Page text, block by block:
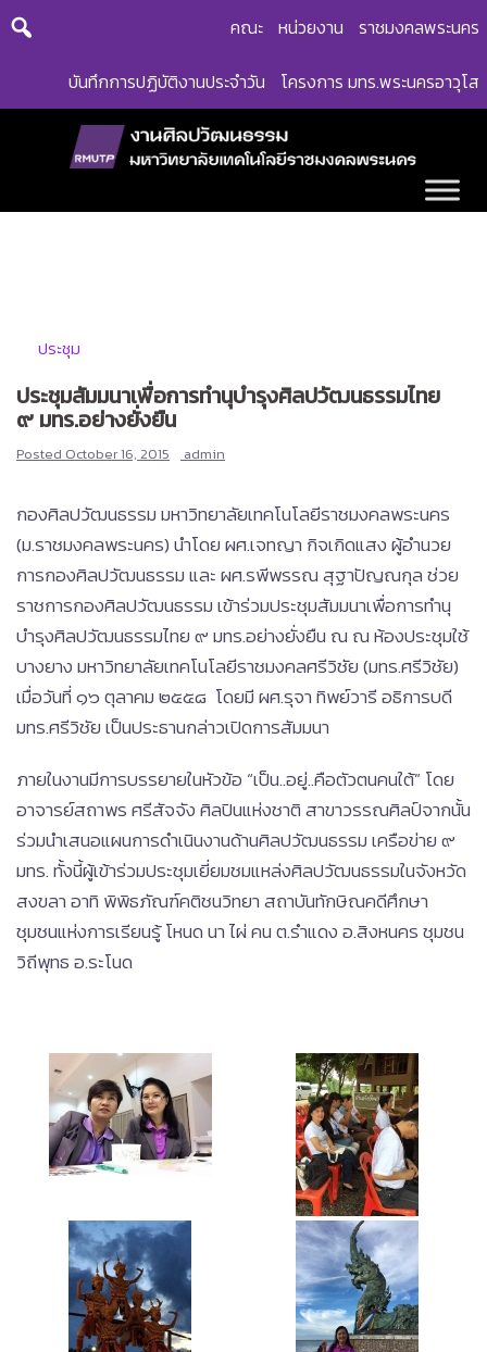
Skip
คณะ หน่วยงาน ราชมงคลพระนคร
บันทึกการปฏิบัติงานประจำวัน โครงการ มทร.พระนครอาวุโส
ประชุม
ประชุมสัมมนาเพื่อการทำนุบำรุงศิลปวัฒนธรรมไทย
๙ มทร.อย่างยั่งยืน
Posted October 16, 2015 admin
กองศิลปวัฒนธรรม มหาวิทยาลัยเทคโนโลยีราชมงคลพระนคร
(ม.ราชมงคลพระนคร) นำโดย ผศ.เจทญา กิจเกิดแสง ผู้อำนวย
การกองศิลปวัฒนธรรม และ ผศ.รพีพรรณ สุฐาปัญณกุล ช่วย
ราชการกองศิลปวัฒนธรรม เข้าร่วมประชุมสัมมนาเพื่อการทำนุ
บำรุงศิลปวัฒนธรรมไทย ๙ มทร.อย่างยั่งยืน ณ ณ ห้องประชุมใช้
บางยาง มหาวิทยาลัยเทคโนโลยีราชมงคลศรีวิชัย (มทร.ศรีวิชัย)
เมื่อวันที่ ๑๖ ตุลาคม ๒๕๕๘ โดยมี ผศ.รุจา ทิพย์วารี อธิการบดี
มทร.ศรีวิชัย เป็นประธานกล่าวเปิดการสัมมนา
ภายในงานมีการบรรยายในหัวข้อ “เป็น..อยู่..คือตัวตนคนใต้” โดย
อาจารย์สถาพร ศรีสัจจัง ศิลปินแห่งชาติ สาขาวรรณศิลป์จากนั้น
ร่วมนำเสนอแผนการดำเนินงานด้านศิลปวัฒนธรรม เครือข่าย ๙
มทร. ทั้งนี้ผู้เข้าร่วมประชุมเยี่ยมชมแหล่งศิลปวัฒนธรรมในจังหวัด
สงขลา อาทิ พิพิธภัณฑ์คติชนวิทยา สถาบันทักษิณคดีศึกษา
ชุมชนแห่งการเรียนรู้ โหนด นา ไผ่ คน ต.รำแดง อ.สิงหนคร ชุมชน
วิถีพุทธ อ.ระโนด